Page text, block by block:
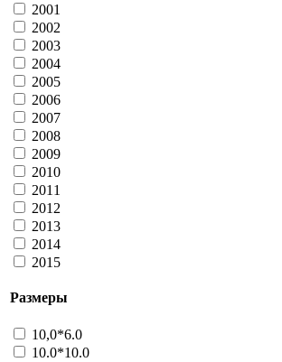
Союз журналистов России
Спортивные лотереи ОАО
СпринтБет ООО
41109 - Золотой счет
2001
2002
2003
2004
2005
2006
2007
2008
2009
2010
2011
2012
2013
2014
2015
Размеры
10,0*6.0
10.0*10.0